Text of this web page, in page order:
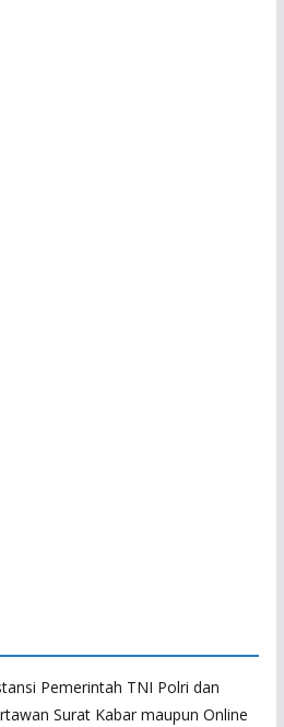
Pemerintah TNI Polri dan
Surat Kabar maupun Online